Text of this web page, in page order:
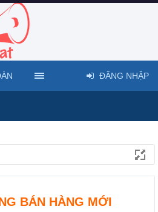
BÁN HÀNG MỚI
ĐĂNG NHẬP